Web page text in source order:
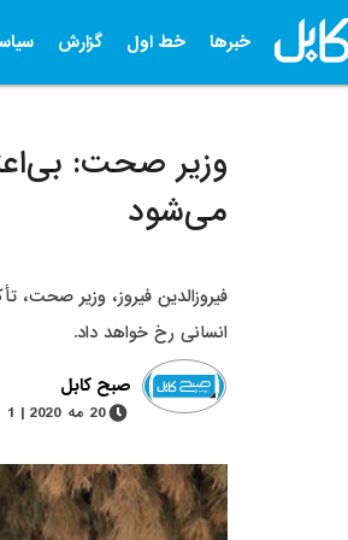
خبرها خط اول گزارش
وزیر صحت:
می‌شود
فیروزالدین فیروز، وزیر صحت،
انسانی رخ خواهد داد.
صبح کابل
20 مه 2020 | 1 دقیقه